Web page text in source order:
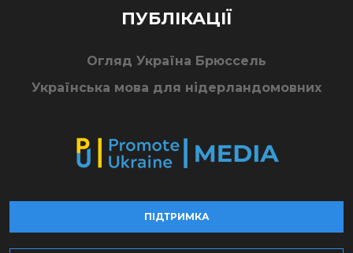
ПУБЛІКАЦІЇ
Огляд Україна Брюссель
Українська мова для нідерландомовних
ПІДТРИМКА